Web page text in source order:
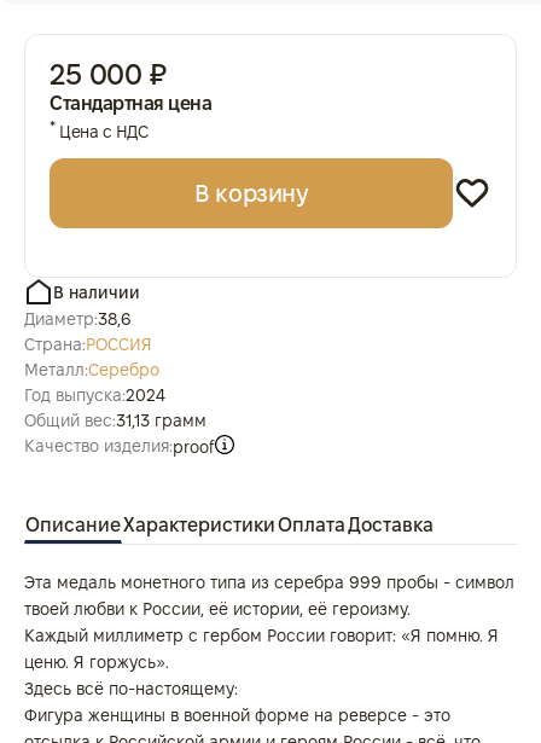
25 000 ₽
Стандартная цена
*Цена с НДС
В корзину
В наличии
Диаметр:38,6
Страна:РОССИЯ
Металл:Серебро
Год выпуска:2024
Общий вес:31,13 грамм
Качество изделия:proof
ОписаниеХарактеристикиОплатаДоставка
Эта медаль монетного типа из серебра 999 пробы - символ
твоей любви к России, её истории, её героизму.
Каждый миллиметр с гербом России говорит: «Я помню. Я
ценю. Я горжусь».
Здесь всё по-настоящему:
Фигура женщины в военной форме на реверсе - это